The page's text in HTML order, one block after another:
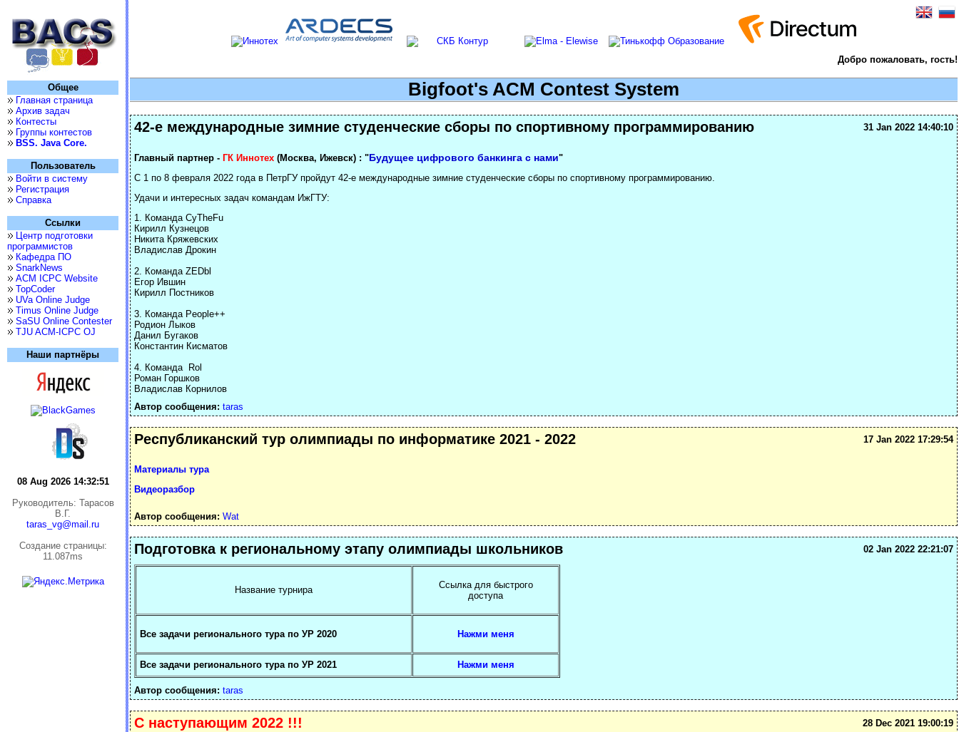
Общее
Главная страница
Архив задач
Контесты
Группы контестов
BSS. Java Core.
Пользователь
Войти в систему
Регистрация
Справка
Ссылки
Центр подготовки
программистов
Кафедра ПО
SnarkNews
ACM ICPC Website
TopCoder
UVa Online Judge
Timus Online Judge
SaSU Online Contester
TJU ACM-ICPC OJ
Наши партнёры
08 Aug 2026 14:32:52
Руководитель: Тарасов
В.Г.
taras_vg@mail.ru
Cоздание страницы:
11.087ms
Добро пожаловать, гость!
Bigfoot's ACM Contest System
42-е международные зимние студенческие сборы по спортивному программированию 31 Jan 2022 14:40:10
Главный партнер - ГК Иннотех (Москва, Ижевск) : "Будущее цифрового банкинга с нами"
С 1 по 8 февраля 2022 года в ПетрГУ пройдут 42-е международные зимние студенческие сборы по спортивному программированию.
Удачи и интересных задач командам ИжГТУ:
1. Команда CyTheFu
Кирилл Кузнецов
Никита Кряжевских
Владислав Дрокин
2. Команда ZEDbl
Егор Ившин
Кирилл Постников
3. Команда People++
Родион Лыков
Данил Бугаков
Константин Кисматов
4. Команда Rol
Роман Горшков
Владислав Корнилов
Автор сообщения: taras
Республиканский тур олимпиады по информатике 2021 - 2022 17 Jan 2022 17:29:54
Материалы тура
Видеоразбор
Автор сообщения: Wat
Подготовка к региональному этапу олимпиады школьников 02 Jan 2022 22:21:07
Название турнира
Ссылка для быстрого
доступа
Все задачи регионального тура по УР 2020 Нажми меня
Все задачи регионального тура по УР 2021 Нажми меня
Автор сообщения: taras
С наступающим 2022 !!! 28 Dec 2021 19:00:19